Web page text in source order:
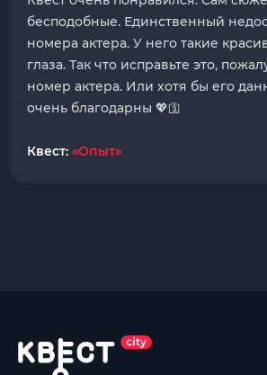
бесподобные. Единственный
номера актера. У него такие
глаза. Так что исправьте это,
номер актера. Или хотя бы его
очень благодарны 💖🛐
Квест: «Опыт»